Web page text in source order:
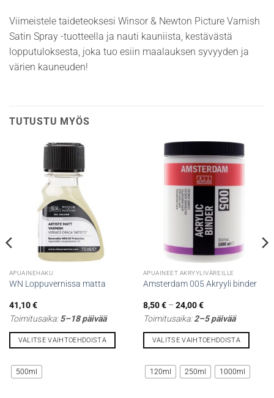
Viimeistele taideteoksesi Winsor & Newton Picture Varnish
Satin Spray -tuotteella ja nauti kauniista, kestävästä
lopputuloksesta, joka tuo esiin maalauksen syvyyden ja
värien kauneuden!
TUTUSTU MYÖS
APUAINEHAKU
WN Loppuvernissa matta
41,10€
Toimitusaika:5–18 päivää
VALITSE VAIHTOEHDOISTA
tuotteella
on
500ml
APUAINEET AKRYYLIVÄREILLE
Amsterdam 005 Akryyli binder
8,50€ – 24,00€Hintaluokka:
-
Toimitusaika:2–5 päivää
VALITSE VAIHTOEHDOISTA
tuotteella
on
120ml 250ml 1000ml